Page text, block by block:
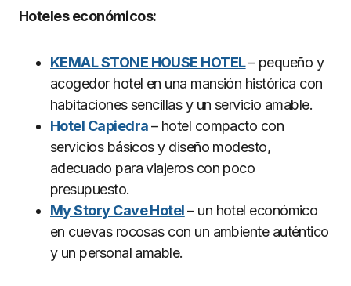
Hoteles económicos:
KEMAL STONE HOUSE HOTEL– pequeño y
acogedor hotel en una mansión histórica con
habitaciones sencillas y un servicio amable.
Hotel Capiedra– hotel compacto con
servicios básicos y diseño modesto,
adecuado para viajeros con poco
presupuesto.
My Story Cave Hotel – un hotel económico
en cuevas rocosas con un ambiente auténtico
y un personal amable.